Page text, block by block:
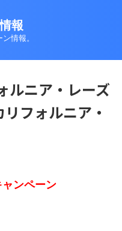
報
情報。
ルニア・レーズ
フォルニア・
ンペーン